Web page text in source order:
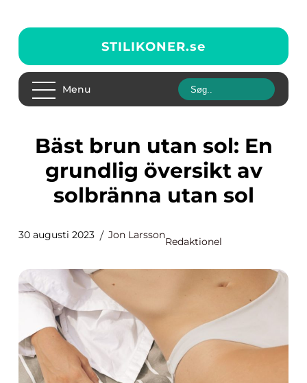
STILIKONER.se
Menu
Bäst brun utan sol: En
grundlig översikt av
solbränna utan sol
30 augusti 2023 Jon Larsson
Redaktionel